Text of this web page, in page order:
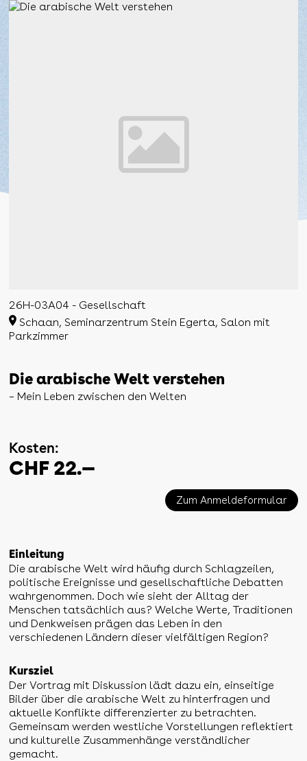
26H-03A04 - Gesellschaft
Schaan, Seminarzentrum Stein Egerta, Salon mit
Parkzimmer
Die arabische Welt verstehen
– Mein Leben zwischen den Welten
Kosten:
CHF 22.—
Zum Anmeldeformular
Einleitung
Die arabische Welt wird häufig durch Schlagzeilen,
politische Ereignisse und gesellschaftliche Debatten
wahrgenommen. Doch wie sieht der Alltag der
Menschen tatsächlich aus? Welche Werte, Traditionen
und Denkweisen prägen das Leben in den
verschiedenen Ländern dieser vielfältigen Region?
Kursziel
Der Vortrag mit Diskussion lädt dazu ein, einseitige
Bilder über die arabische Welt zu hinterfragen und
aktuelle Konflikte differenzierter zu betrachten.
Gemeinsam werden westliche Vorstellungen reflektiert
und kulturelle Zusammenhänge verständlicher
gemacht.